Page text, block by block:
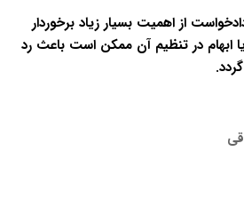
از اهمیت بسیار زیاد برخوردار
ابهام در تنظیم آن ممکن است باعث رد